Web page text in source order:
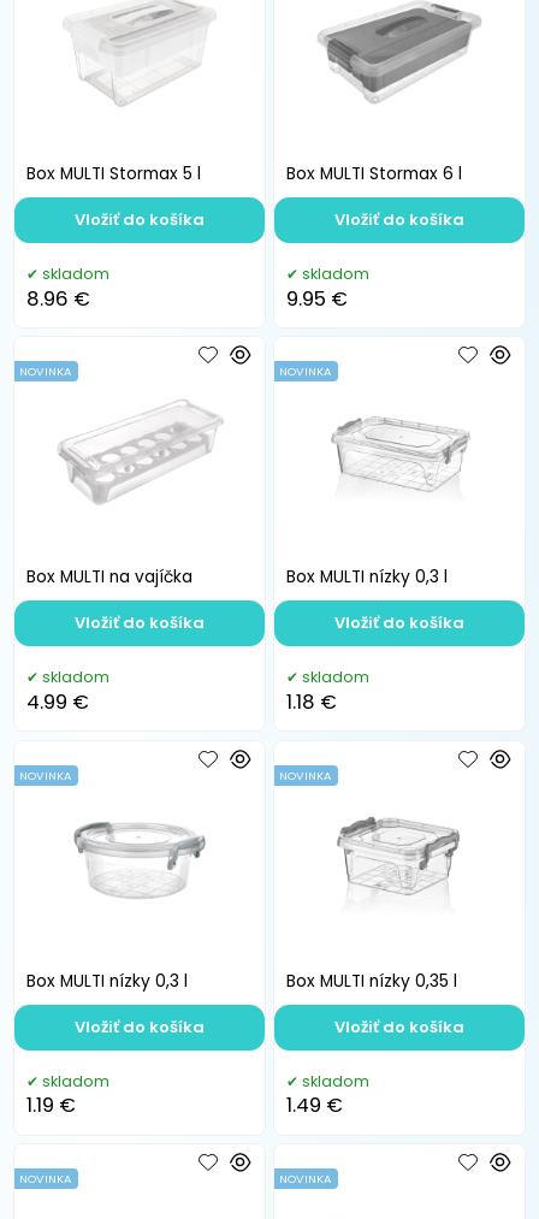
Box MULTI Stormax 5 l
skladom
8.96 €
Vložiť do košíka
Box MULTI Stormax 6 l
skladom
9.95 €
Vložiť do košíka
Box MULTI na vajíčka
NOVINKA
skladom
4.99 €
Vložiť do košíka
Box MULTI nízky 0,3 l
NOVINKA
skladom
1.18 €
Vložiť do košíka
Box MULTI nízky 0,3 l
NOVINKA
skladom
1.19 €
Vložiť do košíka
Box MULTI nízky 0,35 l
NOVINKA
skladom
1.49 €
Vložiť do košíka
NOVINKA NOVINKA